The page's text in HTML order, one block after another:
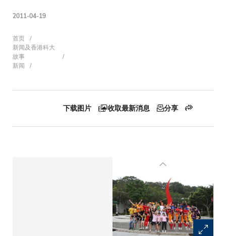
2011-04-19
面
包
屑
首页
新闻及香港科大
故事
新闻
下载图片 收取最新消息 分享